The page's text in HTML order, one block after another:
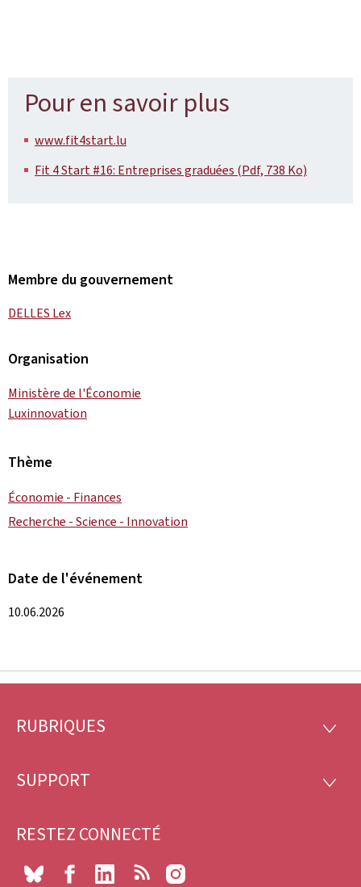
Pour en savoir plus
www.fit4start.lu
Fit 4 Start #16: Entreprises graduées (Pdf, 738 Ko)
Membre du gouvernement
DELLES Lex
Organisation
Ministère de l'Économie
Luxinnovation
Thème
Économie - Finances
Recherche - Science - Innovation
Date de l'événement
10.06.2026
Pied
page
RUBRIQUES
SUPPORT
RESTEZ CONNECTÉ
Bluesky FacebookLinkedIn RSS